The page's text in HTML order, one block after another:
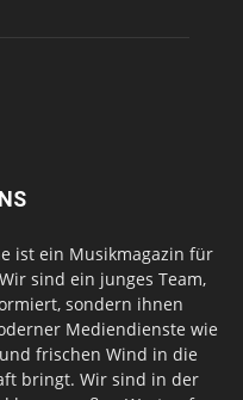
ist ein Musikmagazin für
sind ein junges Team,
sondern ihnen
Mediendienste wie
frischen Wind in die
bringt. Wir sind in der